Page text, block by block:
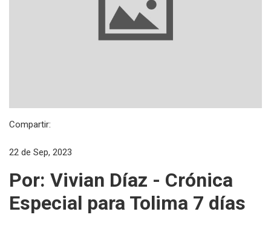
Compartir:
22 de Sep, 2023
Por: Vivian Díaz - Crónica
Especial para Tolima 7 días